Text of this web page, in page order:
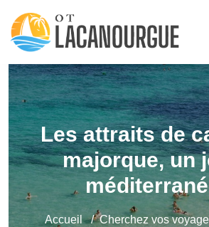
Les attraits de
majorque, un
Accueil
Cherchez vos